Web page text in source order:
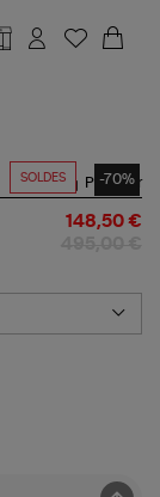
SOLDES -70%
Partager
148,50 €